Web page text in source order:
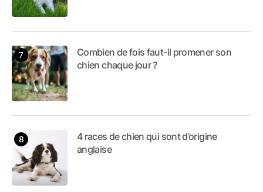
Combien de fois faut-il promener son
chien chaque jour ?
4 races de chien qui sont d’origine
anglaise